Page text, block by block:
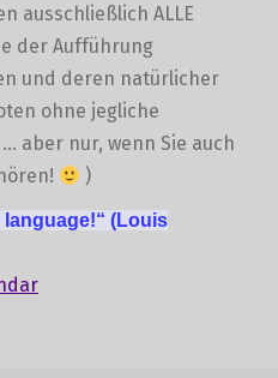
ausschließlich ALLE
der Aufführung
und deren natürlicher
ohne jegliche
aber nur, wenn Sie auch
)
language!“ (Louis